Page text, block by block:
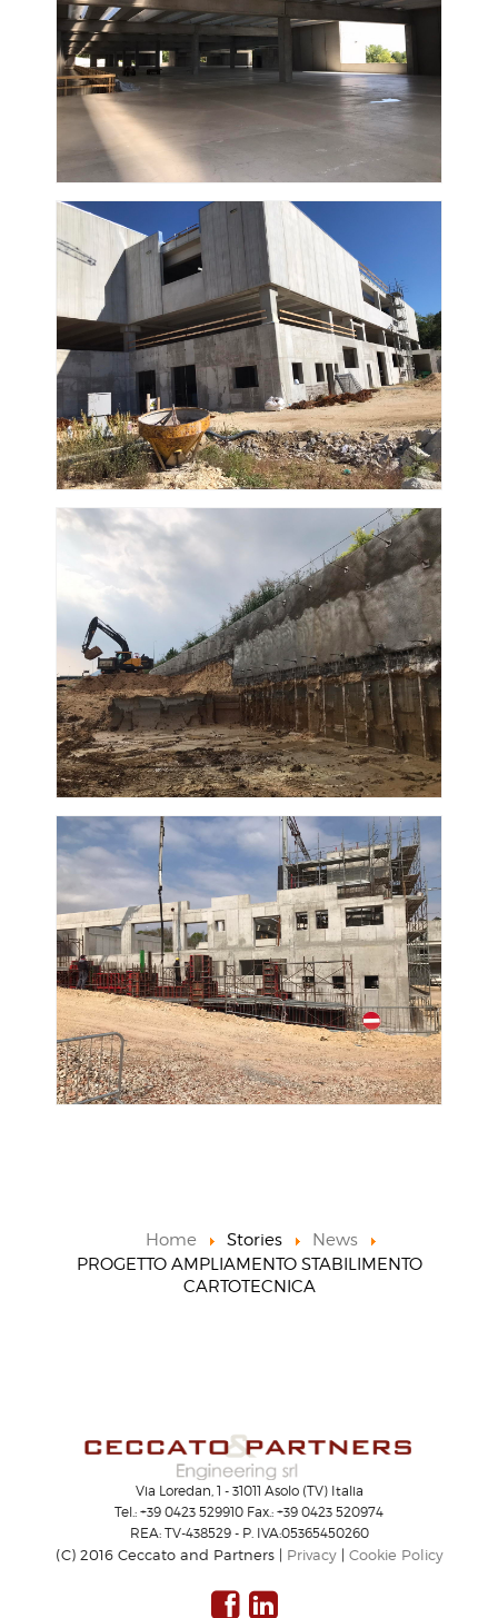
Home Stories
News
PROGETTO AMPLIAMENTO STABILIMENTO
CARTOTECNICA
Via Loredan, 1 - 31011 Asolo (TV) Italia
Tel.: +39 0423 529910 Fax.: +39 0423 520974
REA: TV-438529 - P. IVA:05365450260
(C) 2016 Ceccato and Partners | Privacy| Cookie Policy